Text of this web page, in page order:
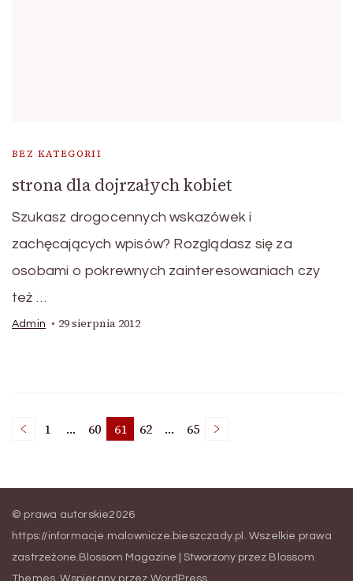
BEZ KATEGORII
strona dla dojrzałych kobiet
Szukasz drogocennych wskazówek i
zachęcających wpisów? Rozglądasz się za
osobami o pokrewnych zainteresowaniach czy
też …
Admin 29 sierpnia 2012
Stronicowanie
wpisów
Strona
1 … Strona
60 Strona
61 Strona
62 … Strona
65
© prawa autorskie2026
https://informacje.malownicze.bieszczady.pl . Wszelkie prawa
zastrzeżone. Blossom Magazine | Stworzony przez Blossom
Themes. Wspierany przez WordPress.